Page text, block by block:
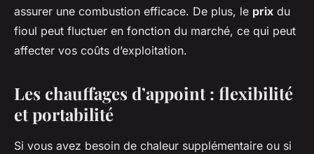
assurer une combustion efficace. De plus, le prix du
fioul peut fluctuer en fonction du marché, ce qui peut
affecter vos coûts d’exploitation.
Les chauffages d’appoint : flexibilité
et portabilité
Si vous avez besoin de chaleur supplémentaire ou si